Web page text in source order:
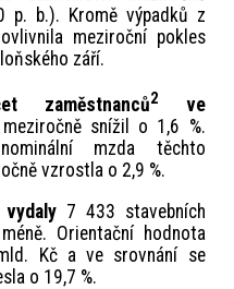
p. b.). Kromě výpadků z
meziroční pokles
září.
zaměstnanců2 ve
snížil o 1,6 %.
mzda těchto
vzrostla o 2,9 %.
7 433 stavebních
Orientační hodnota
Kč a ve srovnání se
o 19,7 %.